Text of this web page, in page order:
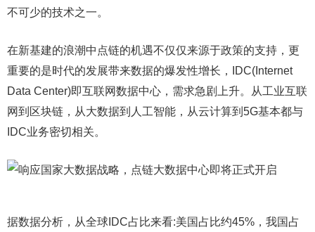
不可少的技术之一。
在新基建的浪潮中点链的机遇不仅仅来源于政策的支持，更
重要的是时代的发展带来数据的爆发性增长，IDC(Internet
Data Center)即互联网数据中心，需求急剧上升。从工业互联
网到区块链，从大数据到人工智能，从云计算到5G基本都与
IDC业务密切相关。
据数据分析，从全球IDC占比来看:美国占比约45%，我国占